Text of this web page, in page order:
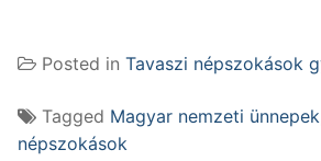
Posted in Tavaszi népszokások
Tagged Magyar nemzeti ünnepek
népszokások